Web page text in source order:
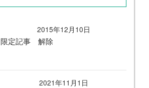
2015年12月10日
限定記事 解除
2021年11月1日